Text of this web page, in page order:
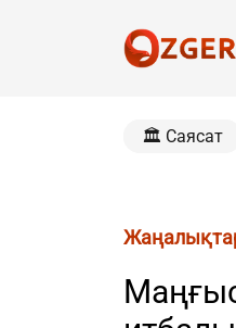
🏛️ Саясат